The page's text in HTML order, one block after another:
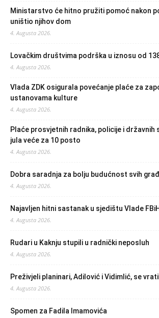
Ministarstvo će hitno pružiti pomoć nakon
uništio njihov dom
4. Augusta 2026.
Lovačkim društvima podrška u iznosu od
4. Augusta 2026.
Vlada ZDK osigurala povećanje plaće za
ustanovama kulture
4. Augusta 2026.
Plaće prosvjetnih radnika, policije i državnih
jula veće za 10 posto
4. Augusta 2026.
Dobra saradnja za bolju budućnost svih
4. Augusta 2026.
Najavljen hitni sastanak u sjedištu Vlade FBiH
4. Augusta 2026.
Rudari u Kaknju stupili u radnički neposluh
4. Augusta 2026.
Preživjeli planinari, Adilović i Vidimlić, se
4. Augusta 2026.
Spomen za Fadila Imamovića